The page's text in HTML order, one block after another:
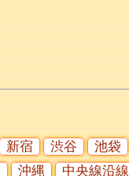
新宿 渋谷 池袋
沖縄 中央線沿線